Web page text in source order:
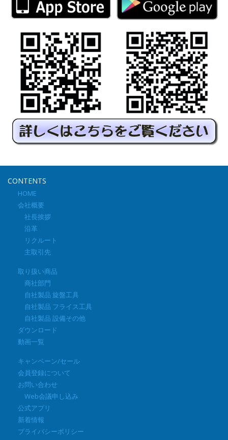
CONTENTS
HOME
会社概要
社長挨拶
沿革
リクルート
主取引先
取り扱い商品
商社部門
自社製品 旋盤工具
自社製品 フライス工具
自社製品 設備その他
ダウンロード
動画一覧
キャンペーン/セール
会員登録について
お問い合わせ
Web会議申し込み
公式アプリ
新着情報
プライバシーポリシー